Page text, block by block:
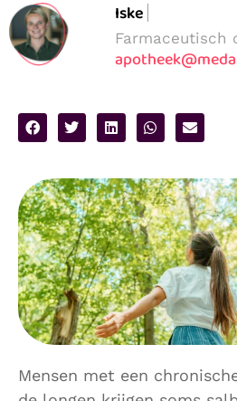
Iske
Farmaceutisch
Mensen met een